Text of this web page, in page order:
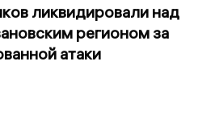
ликвидировали над
регионом за
атаки